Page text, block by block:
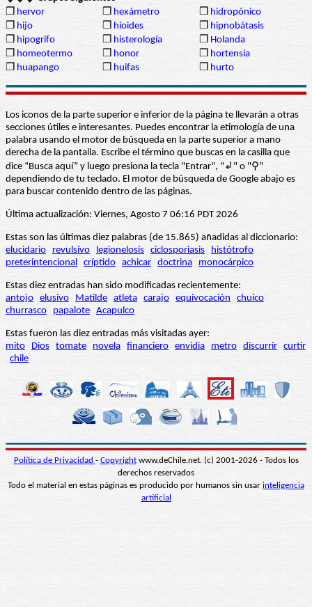
❒ hervor ❒ hexámetro ❒ hidropónico
❒ hijo ❒ hioides ❒ hipnobátasis
❒ hipogrifo ❒ histerología ❒ Holanda
❒ homeotermo ❒ honor ❒ hortensia
❒ huapango ❒ huifas ❒ hurto
Los iconos de la parte superior e inferior de la página te llevarán a otras
secciones útiles e interesantes. Puedes encontrar la etimología de una
palabra usando el motor de búsqueda en la parte superior a mano
derecha de la pantalla. Escribe el término que buscas en la casilla que
dice “Busca aquí” y luego presiona la tecla "Entrar", "↲" o "⚲"
dependiendo de tu teclado. El motor de búsqueda de Google abajo es
para buscar contenido dentro de las páginas.
Última actualización: Viernes, Agosto 7 06:16 PDT 2026
Estas son las últimas diez palabras (de 15.865) añadidas al diccionario:
elucidario
revulsivo legionelosis ciclosporiasis
histótrofo
preterintencional críptido achicar doctrina monocárpico
Estas diez entradas han sido modificadas recientemente:
antojo elusivo Matilde atleta carajo equivocación
chuico
churrasco
papalote Acapulco
Estas fueron las diez entradas más visitadas ayer:
mito
Dios tomate novela financiero envidia metro discurrir curtir
chile
Política de Privacidad - Copyrightwww.deChile.net. (c) 2001-2026 - Todos los
derechos reservados
Todo el material en estas páginas es producido por humanos sin usar inteligencia
artificial